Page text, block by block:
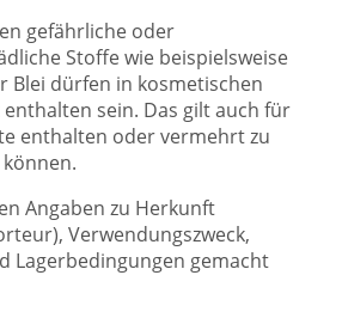
gefährliche oder
Stoffe wie beispielsweise
Blei dürfen in kosmetischen
sein. Das gilt auch für
enthalten oder vermehrt zu
Angaben zu Herkunft
Verwendungszweck,
Lagerbedingungen gemacht